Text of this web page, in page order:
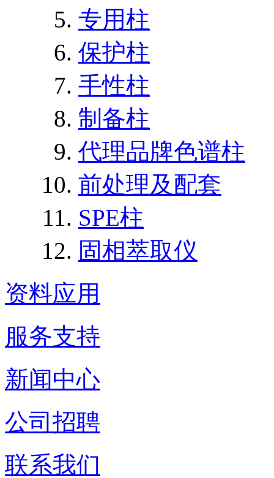
专用柱
保护柱
手性柱
制备柱
代理品牌色谱柱
前处理及配套
SPE柱
固相萃取仪
资料应用
服务支持
新闻中心
公司招聘
联系我们